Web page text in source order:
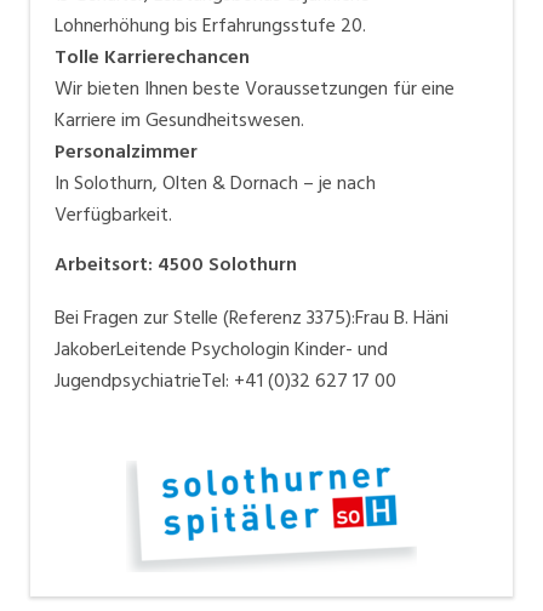
Lohnerhöhung bis Erfahrungsstufe 20.
Tolle Karrierechancen
Wir bieten Ihnen beste Voraussetzungen für eine
Karriere im Gesundheitswesen.
Personalzimmer
In Solothurn, Olten & Dornach – je nach
Verfügbarkeit.
Arbeitsort: 4500 Solothurn
Bei Fragen zur Stelle (Referenz 3375):Frau B. Häni
JakoberLeitende Psychologin Kinder- und
JugendpsychiatrieTel: +41 (0)32 627 17 00